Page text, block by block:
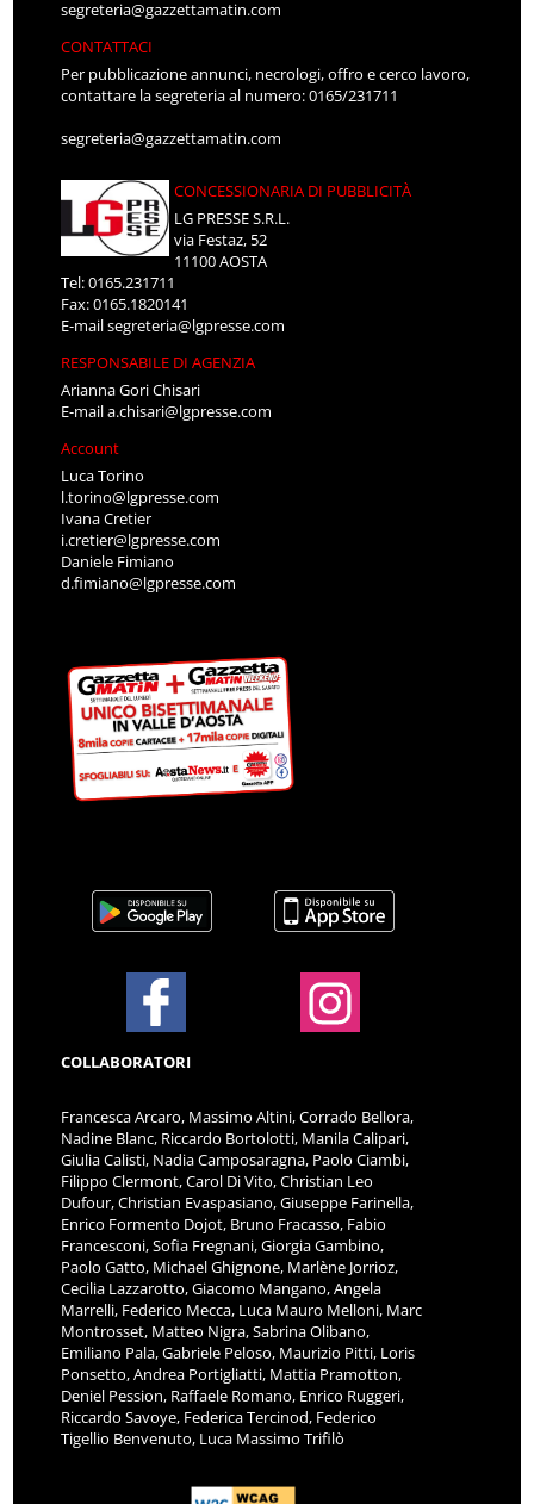
segreteria@gazzettamatin.com
CONTATTACI
Per pubblicazione annunci, necrologi, offro e cerco lavoro,
contattare la segreteria al numero: 0165/231711
segreteria@gazzettamatin.com
CONCESSIONARIA DI PUBBLICITÀ
LG PRESSE S.R.L.
via Festaz, 52
11100 AOSTA
Tel: 0165.231711
Fax: 0165.1820141
E-mailsegreteria@lgpresse.com
RESPONSABILE DI AGENZIA
Arianna Gori Chisari
E-maila.chisari@lgpresse.com
Account
Luca Torino
l.torino@lgpresse.com
Ivana Cretier
i.cretier@lgpresse.com
Daniele Fimiano
d.fimiano@lgpresse.com
COLLABORATORI
Francesca Arcaro, Massimo Altini, Corrado Bellora,
Nadine Blanc, Riccardo Bortolotti, Manila Calipari,
Giulia Calisti, Nadia Camposaragna, Paolo Ciambi,
Filippo Clermont, Carol Di Vito, Christian Leo
Dufour, Christian Evaspasiano, Giuseppe Farinella,
Enrico Formento Dojot, Bruno Fracasso, Fabio
Francesconi, Sofia Fregnani, Giorgia Gambino,
Paolo Gatto, Michael Ghignone, Marlène Jorrioz,
Cecilia Lazzarotto, Giacomo Mangano, Angela
Marrelli, Federico Mecca, Luca Mauro Melloni, Marc
Montrosset, Matteo Nigra, Sabrina Olibano,
Emiliano Pala, Gabriele Peloso, Maurizio Pitti, Loris
Ponsetto, Andrea Portigliatti, Mattia Pramotton,
Deniel Pession, Raffaele Romano, Enrico Ruggeri,
Riccardo Savoye, Federica Tercinod, Federico
Tigellio Benvenuto, Luca Massimo Trifilò